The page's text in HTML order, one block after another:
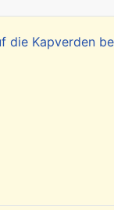
die Kapverden